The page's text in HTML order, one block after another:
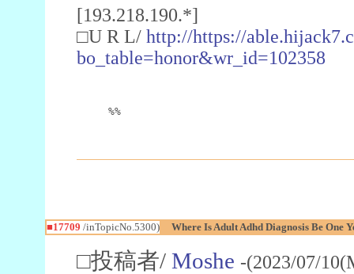
[193.218.190.*]
□U R L/ http://https://
bo_table=honor&wr_id=102358
%%
■17709 /inTopicNo.5300) Where Is Adult Adhd Diagnosis Be One
□投稿者/ Moshe -(2023/07/